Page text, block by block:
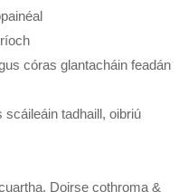
córas glantacháin feadán
tadhaill, oibriú
Doirse cothroma &